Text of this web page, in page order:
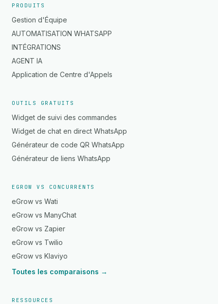
PRODUITS
Gestion d'Équipe
AUTOMATISATION WHATSAPP
INTÉGRATIONS
AGENT IA
Application de Centre d'Appels
OUTILS GRATUITS
Widget de suivi des commandes
Widget de chat en direct WhatsApp
Générateur de code QR WhatsApp
Générateur de liens WhatsApp
EGROW VS CONCURRENTS
eGrow vs Wati
eGrow vs ManyChat
eGrow vs Zapier
eGrow vs Twilio
eGrow vs Klaviyo
Toutes les comparaisons →
RESSOURCES